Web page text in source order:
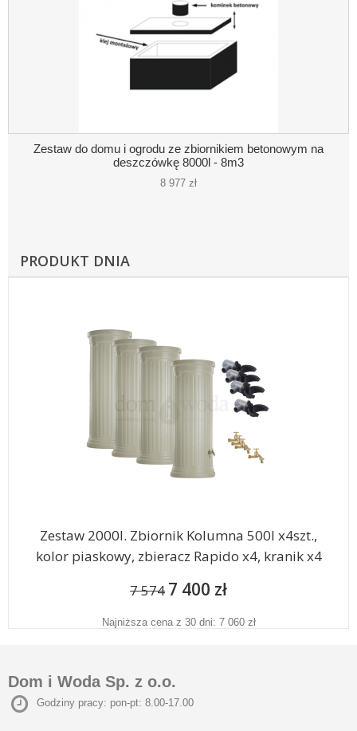
Zestaw do domu i ogrodu ze zbiornikiem betonowym na
deszczówkę 8000l - 8m3
8 977 zł
PRODUKT DNIA
Zestaw 2000l. Zbiornik Kolumna 500l x4szt.,
kolor piaskowy, zbieracz Rapido x4, kranik x4
7 574 7 400 zł
Najniższa cena z 30 dni: 7 060 zł
Dom i Woda Sp. z o.o.
Godziny pracy: pon-pt: 8.00-17.00